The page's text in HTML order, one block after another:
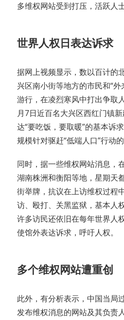
多维权网站受到打压，活跃人
世界人权日表达诉求
据网上视频显示，数以百计的
兴区南小街等地方的市民和“
游行，在凌烈寒风中打出争取
月7日近百名大兴区西红门镇
达“要吃饭，要取暖”的基本诉
规模针对驱赶“低端人口”行动的
同时，据一些维权网站消息，
湖南株洲和衡阳等地，星期天
街举牌，抗议在上访维权过程
访、殴打、关黑监狱，基本人
许多访民还依旧在每年世界人
使馆外表达诉求，呼吁人权。
多个维权网站遭重创
此外，有分析表示，中国当局
发布维权消息的网站及其负责